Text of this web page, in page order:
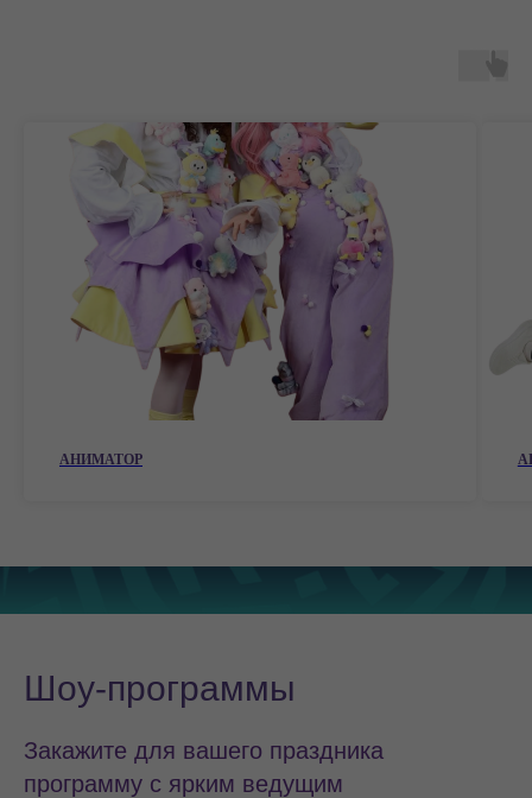
АНИМАТОР
Шоу-программы
Закажите для вашего праздника
программу с ярким ведущим